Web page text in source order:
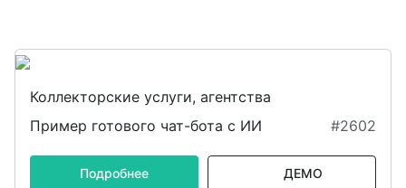
Коллекторские услуги, агентства
Пример готового чат-бота с ИИ
#2602
Подробнее ДЕМО